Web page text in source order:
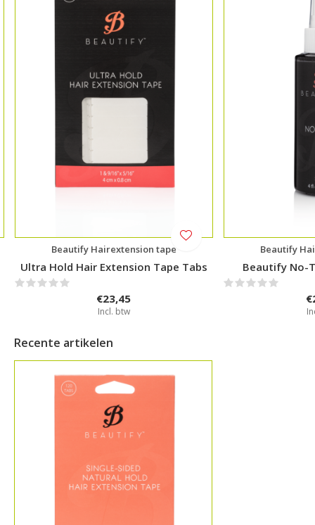
Beautify Hairextension tape
Ultra Hold Hair Extension Tape Tabs
€23,45
Incl. btw
Beautify
Beautify No-
Recente artikelen